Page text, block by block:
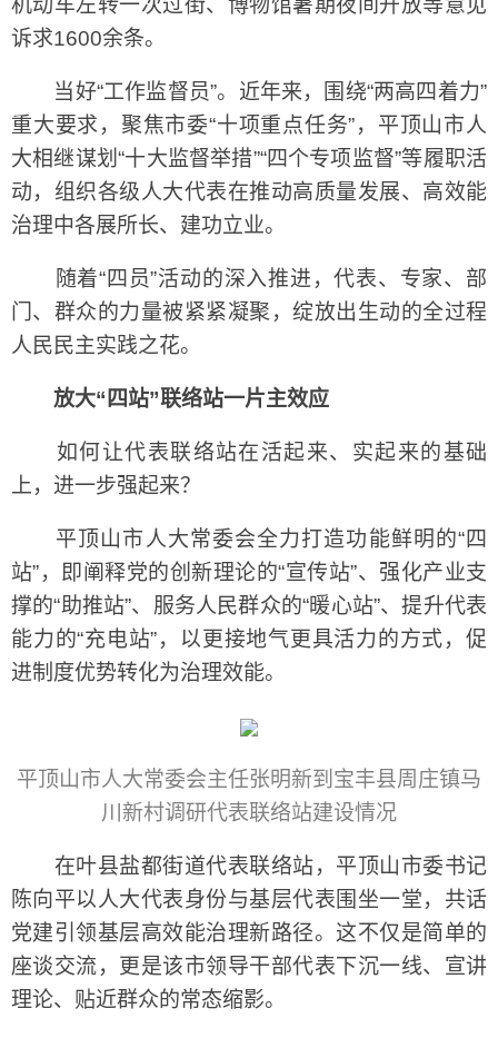
机动车左转一次过街、博物馆暑期夜间开放等意见
诉求1600余条。
当好“工作监督员”。近年来，围绕“两高四着力”
重大要求，聚焦市委“十项重点任务”，平顶山市人
大相继谋划“十大监督举措”“四个专项监督”等履职活
动，组织各级人大代表在推动高质量发展、高效能
治理中各展所长、建功立业。
随着“四员”活动的深入推进，代表、专家、部
门、群众的力量被紧紧凝聚，绽放出生动的全过程
人民民主实践之花。
放大“四站”联络站一片主效应
如何让代表联络站在活起来、实起来的基础
上，进一步强起来？
平顶山市人大常委会全力打造功能鲜明的“四
站”，即阐释党的创新理论的“宣传站”、强化产业支
撑的“助推站”、服务人民群众的“暖心站”、提升代表
能力的“充电站”，以更接地气更具活力的方式，促
进制度优势转化为治理效能。
平顶山市人大常委会主任张明新到宝丰县周庄镇马
川新村调研代表联络站建设情况
在叶县盐都街道代表联络站，平顶山市委书记
陈向平以人大代表身份与基层代表围坐一堂，共话
党建引领基层高效能治理新路径。这不仅是简单的
座谈交流，更是该市领导干部代表下沉一线、宣讲
理论、贴近群众的常态缩影。